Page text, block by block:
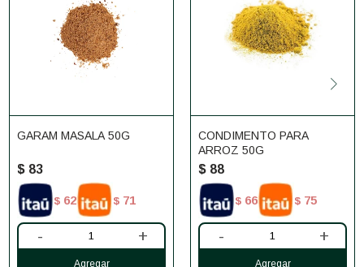
GARAM MASALA 50G
$ 83
$ 62 $ 71
- +
CONDIMENTO PARA
ARROZ 50G
$ 88
$ 66 $ 75
- +